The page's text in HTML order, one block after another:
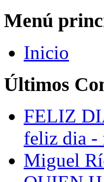
Menú
Inicio
Últimos
FELIZ
feliz dia -
Miguel